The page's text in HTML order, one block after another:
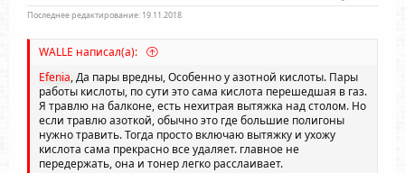
Последнее редактирование: 19.11.2018
WALLE написал(а):
Efenia, Да пары вредны, Особенно у азотной кислоты. Пары
работы кислоты, по сути это сама кислота перешедшая в газ.
Я травлю на балконе, есть нехитрая вытяжка над столом. Но
если травлю азоткой, обычно это где большие полигоны
нужно травить. Тогда просто включаю вытяжку и ухожу
кислота сама прекрасно все удаляет. главное не
передержать, она и тонер легко расслаивает.